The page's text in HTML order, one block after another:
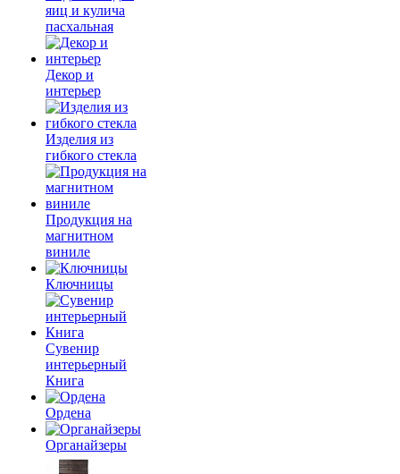
яиц и кулича
пасхальная
Декор и
интерьер
Изделия из
гибкого стекла
Продукция на
магнитном
виниле
Ключницы
Сувенир
интерьерный
Книга
Ордена
Органайзеры